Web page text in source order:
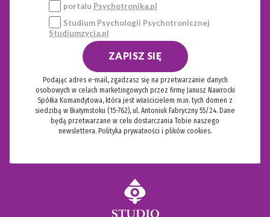
portalu Psychotronika.pl
Studium Psychologii Psychotronicznej
Studiumzycia.pl
ZAPISZ SIĘ
Podając adres e-mail, zgadzasz się na przetwarzanie danych
osobowych w celach marketingowych przez firmę Janusz Nawrocki
Spółka Komandytowa, która jest właścicielem m.in. tych domen z
siedzibą w Białymstoku (15-762), ul. Antoniuk Fabryczny 55/24. Dane
będą przetwarzane w celu dostarczania Tobie naszego
newslettera. Polityka prywatności i plików cookies.